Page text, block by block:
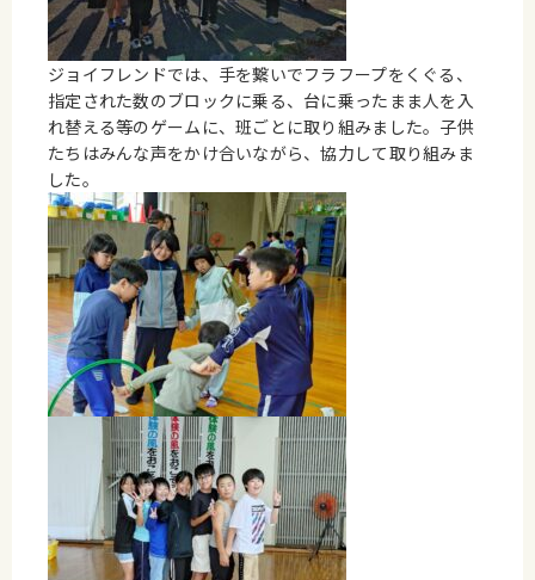
ジョイフレンドでは、手を繋いでフラフープをくぐる、
指定された数のブロックに乗る、台に乗ったまま人を入
れ替える等のゲームに、班ごとに取り組みました。子供
たちはみんな声をかけ合いながら、協力して取り組みま
した。